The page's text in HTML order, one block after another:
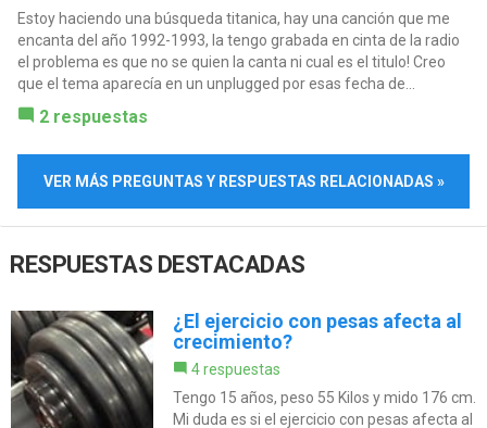
Estoy haciendo una búsqueda titanica, hay una canción que me
encanta del año 1992-1993, la tengo grabada en cinta de la radio
el problema es que no se quien la canta ni cual es el titulo! Creo
que el tema aparecía en un unplugged por esas fecha de...
2 respuestas
VER MÁS PREGUNTAS Y RESPUESTAS RELACIONADAS »
RESPUESTAS DESTACADAS
¿El ejercicio con pesas afecta al
crecimiento?
4 respuestas
Tengo 15 años, peso 55 Kilos y mido 176 cm.
Mi duda es si el ejercicio con pesas afecta al